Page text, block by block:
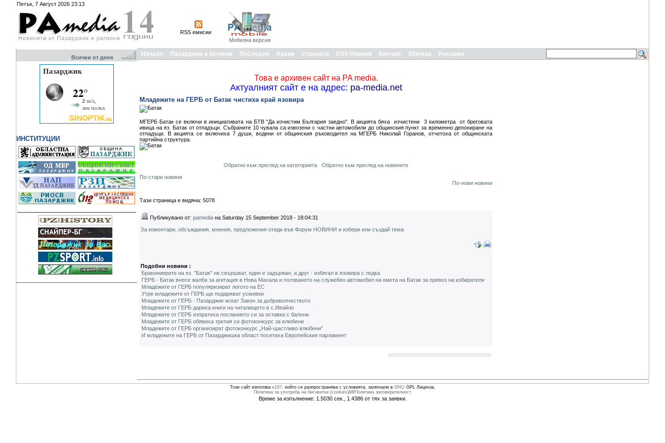
Петък, 7 Август 2026 23:13
RSS емисии
Мобилна версия
Всички от деня
ИНСТИТУЦИИ
Начало Пазарджик и региона Последни Архив Страната RSS Новини Контакт Sitemap Реклама
Това е архивен сайт на PA media.
Актуалният сайт е на адрес: pa-media.net
Младежите на ГЕРБ от Батак чистиха край язовира
МГЕРБ Батак се включи в инициативата на БТВ "Да изчистим България заедно". В акцията бяха изчистени 3 километра от бреговата
ивица на яз. Батак от отпадъци. Събраните 10 чувала са извозени с частни автомобили до общинския пункт за временно депониране на
отпадъци. В акцията се включиха 7 души, водени от общинския ръководител на МГЕРБ Николай Горанов, отчетоха от общинската
партийна структура.
Обратно към преглед на категорията
Обратно към преглед на новините
По-стари новини
По-нови новини
Тази страница е видяна: 5078
Публикувано от: pamedia на Saturday 15 September 2018 - 18:04:31
За коментари, обсъждания, мнения, предложения отиди във Форум НОВИНИ и избери или създай тема
Подобни новини :
Бракониерите на яз. "Батак" не свършват, един е задържан, а друг - избягал в язовира с лодка
ГЕРБ - Батак внесе жалба за агитация в Нова Махала и ползването на служебен автомобил на кмета на Батак за превоз на избиратели
Младежите от ГЕРБ популяризират логото на ЕС
Утре младежите от ГЕРБ ще подаряват усмивки
Младежите от ГЕРБ - Пазарджик искат Закон за доброволчеството
Младежите от ГЕРБ дариха книги на читалището в с.Ивайло
Младежите от ГЕРБ изпратиха посланието си за оставка с балони
Младежите от ГЕРБ обявиха третия си фотоконкурс за влюбени
Младежите от ГЕРБ организират фотоконкурс „Най-щастливо влюбени”
И младежите на ГЕРБ от Пазарджишка област посетиха Европейския парламент
Този сайт използва e107, който се разпространява с условията, залегнали в GNU GPL Лиценза.
Политика за употреба на бисквитки (cookies)////Политика заповерителност
Време за изпълнение: 1.5030 сек., 1.4386 от тях за заявки.